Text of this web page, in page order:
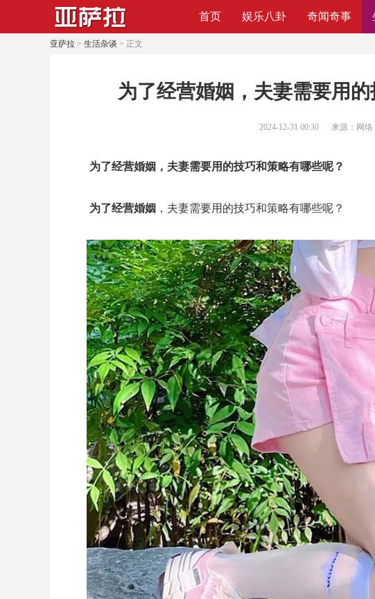
首页 娱乐八卦 奇闻奇事
亚萨拉 > 生活杂谈 > 正文
为了经营婚姻，夫妻需要用
2024-12-31 00:30 来源：网络
为了经营婚姻，夫妻需要用的技巧和策略有哪些呢？
为了经营婚姻 ，夫妻需要用的技巧和策略有哪些呢？